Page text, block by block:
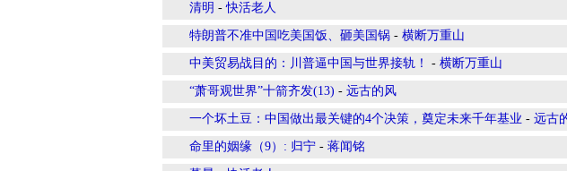
清明 -快活老人
特朗普不准中国吃美国饭、砸美国锅 - 横断万重山
中美贸易战目的：川普逼中国与世界接轨！ - 横断万重山
“萧哥观世界”十箭齐发(13) - 远古的风
一个坏土豆：中国做出最关键的4个决策，奠定未来千年基业 - 远古
命里的姻缘（9）: 归宁 - 蒋闻铭